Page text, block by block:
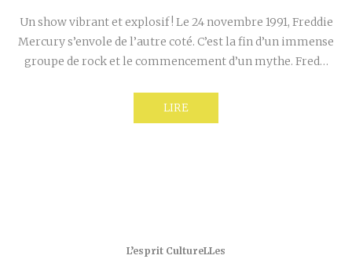
Un show vibrant et explosif ! Le 24 novembre 1991, Freddie
Mercury s’envole de l’autre coté. C’est la fin d’un immense
groupe de rock et le commencement d’un mythe. Fred…
LIRE
L’esprit CultureLLes